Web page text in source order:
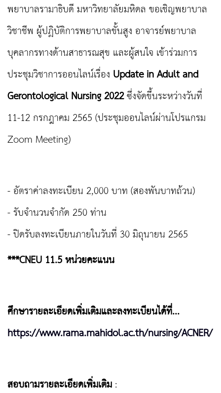
พยาบาลรามาธิบดี มหาวิทยาลัยมหิดล ขอเชิญพยาบาล
วิชาชีพ ผู้ปฏิบัติการพยาบาลขั้นสูง อาจารย์พยาบาล
บุคลากรทางด้านสาธารณสุข และผู้สนใจ เข้าร่วมการ
ประชุมวิชาการออนไลน์เรื่อง Update in Adult and
Gerontological Nursing 2022ซึ่งจัดขึ้นระหว่างวันที่
11-12 กรกฎาคม 2565 (ประชุมออนไลน์ผ่านโปรแกรม
Zoom Meeting)
- อัตราค่าลงทะเบียน 2,000 บาท (สองพันบาทถ้วน)
- รับจำนวนจำกัด 250 ท่าน
- ปิดรับลงทะเบียนภายในวันที่ 30 มิถุนายน 2565
***CNEU 11.5 หน่วยคะแนน
ศึกษารายละเอียดเพิ่มเติมและลงทะเบียนได้ที่...
https://www.rama.mahidol.ac.th/nursing/ACNER/
สอบถามรายละเอียดเพิ่มเติม: